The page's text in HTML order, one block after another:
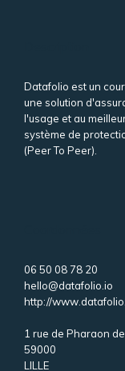
Datafolio est un
une solution
l'usage et au
système de
(Peer To Peer).
06 50 08 78 20
hello@datafolio.io
http://
1 rue de Pharaon
59000
LILLE